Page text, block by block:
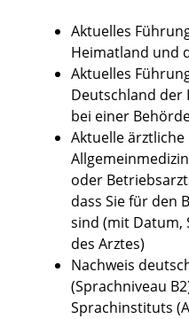
Aktuelles
Heimatland und
Aktuelles
Deutschland der
bei einer
Aktuelle ärztliche
oder
dass Sie für den
sind (mit Datum,
des Arztes)
Nachweis
(Sprachniveau
Sprachinstituts